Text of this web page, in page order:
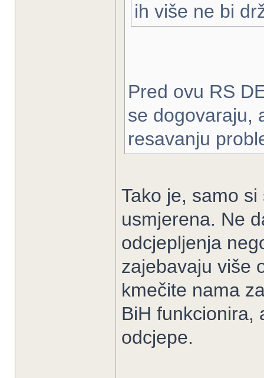
ih više ne bi
Pred ovu RS
se dogovaraju,
resavanju
Tako je, samo
usmjerena. Ne
odcjepljenja
zajebavaju više
kmečite nama
BiH funkcionira,
odcjepe.